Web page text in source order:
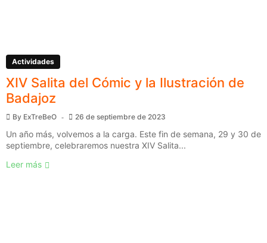
Actividades
XIV Salita del Cómic y la Ilustración de
Badajoz
By ExTreBeO 26 de septiembre de 2023
Un año más, volvemos a la carga. Este fin de semana, 29 y 30 de
septiembre, celebraremos nuestra XIV Salita...
Leer más